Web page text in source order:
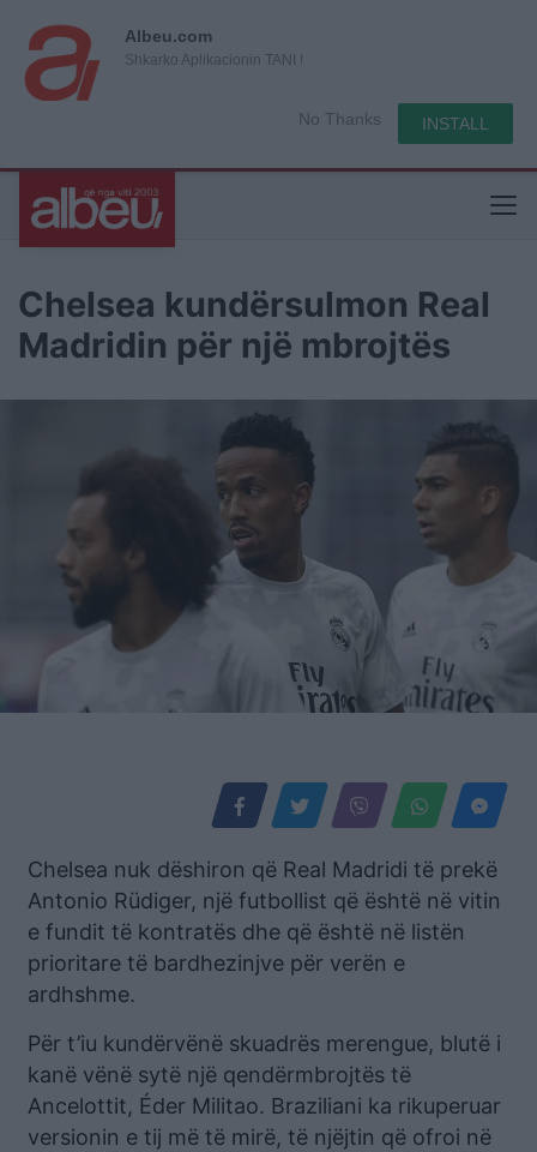
Albeu.com
Shkarko Aplikacionin TANI !
No Thanks INSTALL
Chelsea kundërsulmon Real
Madridin për një mbrojtës
Chelsea nuk dëshiron që Real Madridi të prekë
Antonio Rüdiger, një futbollist që është në vitin
e fundit të kontratës dhe që është në listën
prioritare të bardhezinjve për verën e
ardhshme.
Për t’iu kundërvënë skuadrës merengue, blutë i
kanë vënë sytë një qendërmbrojtës të
Ancelottit, Éder Militao. Braziliani ka rikuperuar
versionin e tij më të mirë, të njëjtin që ofroi në